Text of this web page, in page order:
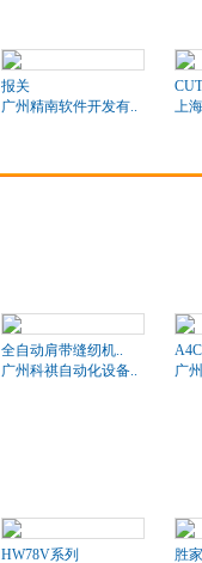
报关
广州精南软件开发有..
上
全自动肩带缝纫机..
广州科祺自动化设备..
广
HW78V系列 胜